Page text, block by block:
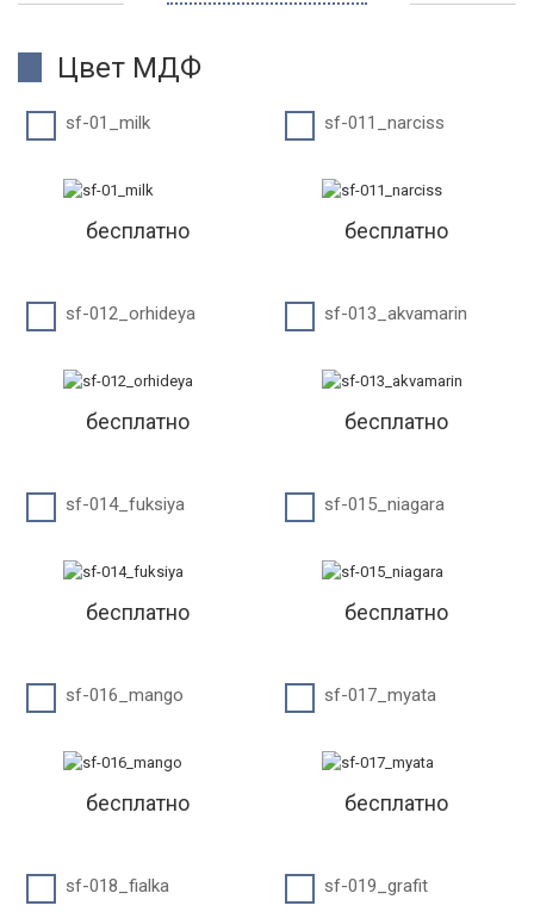
Цвет МДФ
sf-01_milk
бесплатно
sf-011_narciss
бесплатно
sf-012_orhideya
бесплатно
sf-013_akvamarin
бесплатно
sf-014_fuksiya
бесплатно
sf-015_niagara
бесплатно
sf-016_mango
бесплатно
sf-017_myata
бесплатно
sf-018_fialka sf-019_grafit